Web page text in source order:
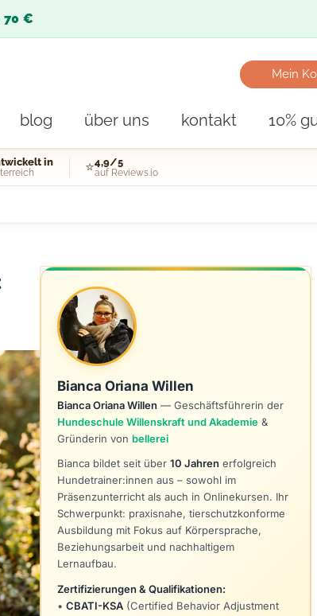
70 €
Mein
blog über uns kontakt 10%
in ⭐4,9/5
auf Reviews.io
Bianca Oriana Willen
Bianca Oriana Willen — Geschäftsführerin der
Hundeschule Willenskraft und Akademie &
Gründerin von bellerei
Bianca bildet seit über 10 Jahren erfolgreich
Hundetrainer:innen aus – sowohl im
Präsenzunterricht als auch in Onlinekursen. Ihr
Schwerpunkt: praxisnahe, tierschutzkonforme
Ausbildung mit Fokus auf Körpersprache,
Beziehungsarbeit und nachhaltigem
Lernaufbau.
Zertifizierungen & Qualifikationen:
• CBATI-KSA (Certified Behavior Adjustment